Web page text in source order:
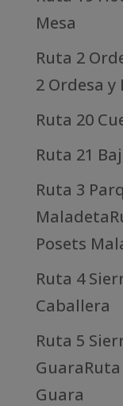
Mesa
Ruta 2
2 Ordesa
Ruta 20
Ruta 21
Ruta 3
Posets
Ruta 4
Caballera
Ruta 5
Guara